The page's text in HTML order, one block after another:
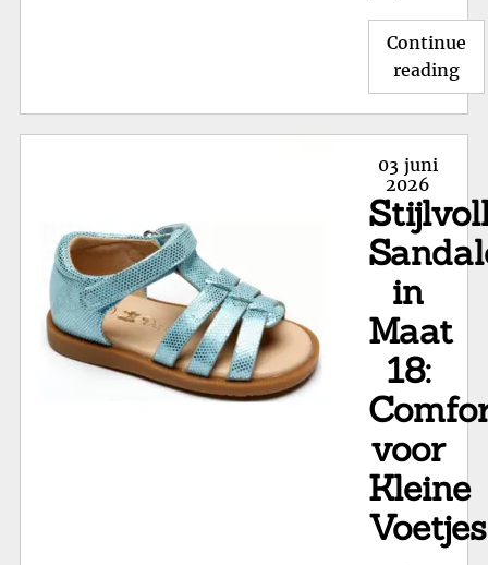
Continue
reading
Posted
on
03 juni
2026
in
Maat
18:
voor
Kleine
Voetjes